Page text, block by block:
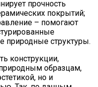
прочность
покрытий;
– помогают
природные структуры.
конструкции,
образцам,
но и